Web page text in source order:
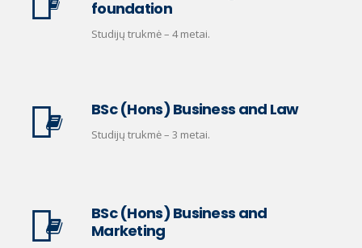
foundation
Studijų trukmė – 4 metai.
BSc (Hons) Business and Law
Studijų trukmė – 3 metai.
BSc (Hons) Business and
Marketing